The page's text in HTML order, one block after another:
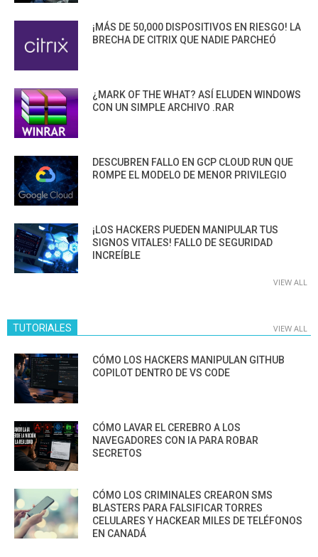
¡MÁS DE 50,000 DISPOSITIVOS EN RIESGO! LA
BRECHA DE CITRIX QUE NADIE PARCHEÓ
¿MARK OF THE WHAT? ASÍ ELUDEN WINDOWS
CON UN SIMPLE ARCHIVO .RAR
DESCUBREN FALLO EN GCP CLOUD RUN QUE
ROMPE EL MODELO DE MENOR PRIVILEGIO
¡LOS HACKERS PUEDEN MANIPULAR TUS
SIGNOS VITALES! FALLO DE SEGURIDAD
INCREÍBLE
VIEW ALL
TUTORIALES VIEW ALL
CÓMO LOS HACKERS MANIPULAN GITHUB
COPILOT DENTRO DE VS CODE
CÓMO LAVAR EL CEREBRO A LOS
NAVEGADORES CON IA PARA ROBAR
SECRETOS
CÓMO LOS CRIMINALES CREARON SMS
BLASTERS PARA FALSIFICAR TORRES
CELULARES Y HACKEAR MILES DE TELÉFONOS
EN CANADÁ